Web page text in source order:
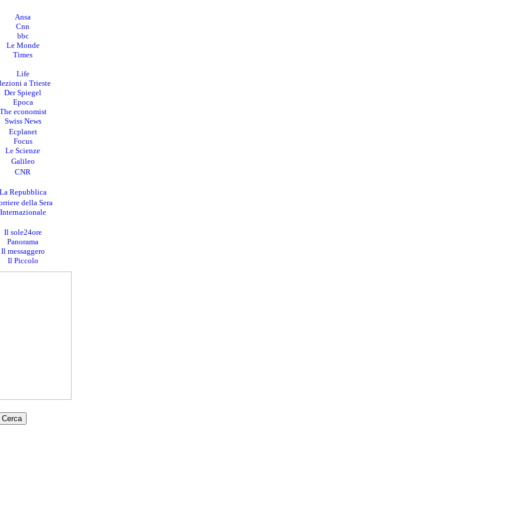
Ansa
Cnn
bbc
Le Monde
Times
Life
a Trieste
Der Spiegel
Epoca
economist
Swiss News
Ecplanet
Focus
Le Scienze
Galileo
CNR
Repubblica
della Sera
Internazionale
Il sole24ore
Panorama
Il messaggero
Il Piccolo